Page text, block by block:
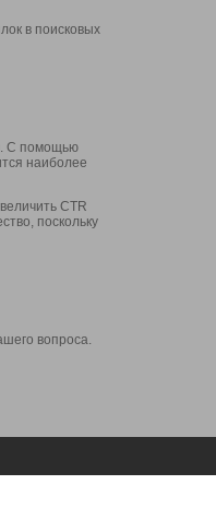
в поисковых
С помощью
наиболее
CTR
поскольку
вопроса.